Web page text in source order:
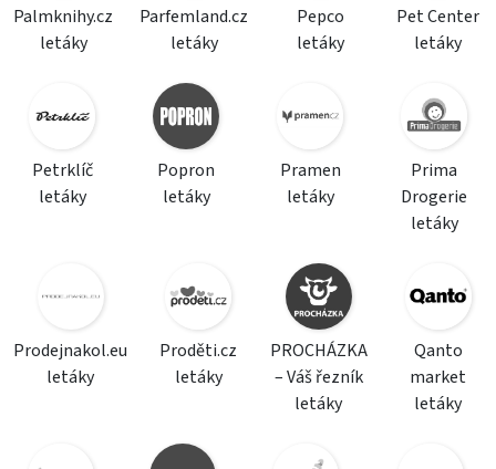
Palmknihy.cz
letáky
Parfemland.cz
letáky
Pepco
letáky
Pet Center
letáky
Petrklíč
letáky
Popron
letáky
Pramen
letáky
Prima
Drogerie
letáky
Prodejnakol.eu
letáky
Proděti.cz
letáky
PROCHÁZKA
– Váš řezník
letáky
Qanto
market
letáky